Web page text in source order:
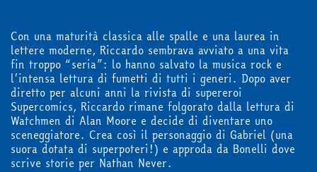
Con una maturità classica alle spalle e una laurea in
lettere moderne, Riccardo sembrava avviato a una vita
fin troppo “seria”: lo hanno salvato la musica rock e
l’intensa lettura di fumetti di tutti i generi. Dopo aver
diretto per alcuni anni la rivista di supereroi
Supercomics, Riccardo rimane folgorato dalla lettura di
Watchmen di Alan Moore e decide di diventare uno
sceneggiatore. Crea così il personaggio di Gabriel (una
suora dotata di superpoteri!) e approda da Bonelli dove
scrive storie per Nathan Never.